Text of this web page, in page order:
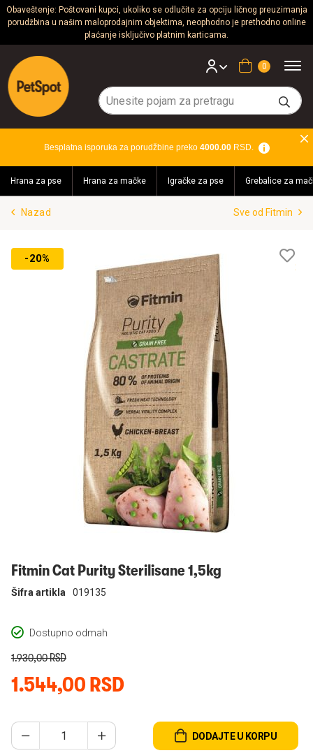
Obaveštenje: Poštovani kupci, ukoliko se odlučite za opciju ličnog preuzimanja
porudžbina u našim maloprodajnim objektima, neophodno je prethodno online
plaćanje isključivo platnim karticama.
Psi
Mačke
Glodari
Akvaristika
Teraristika
Brendovi
Blog
Korpa
Besplatna isporuka za porudžbine preko 4000.00RSD.
Hrana za pse Hrana za mačke Igračke za pse Grebalice za
Nazad Sve od Fitmin
-20%
Fitmin Cat Purity Sterilisane 1,5kg
Dostupno odmah
Šifra artikla 019135
1.544,00 RSD
1.930,00 RSD
DODAJTE U KORPU